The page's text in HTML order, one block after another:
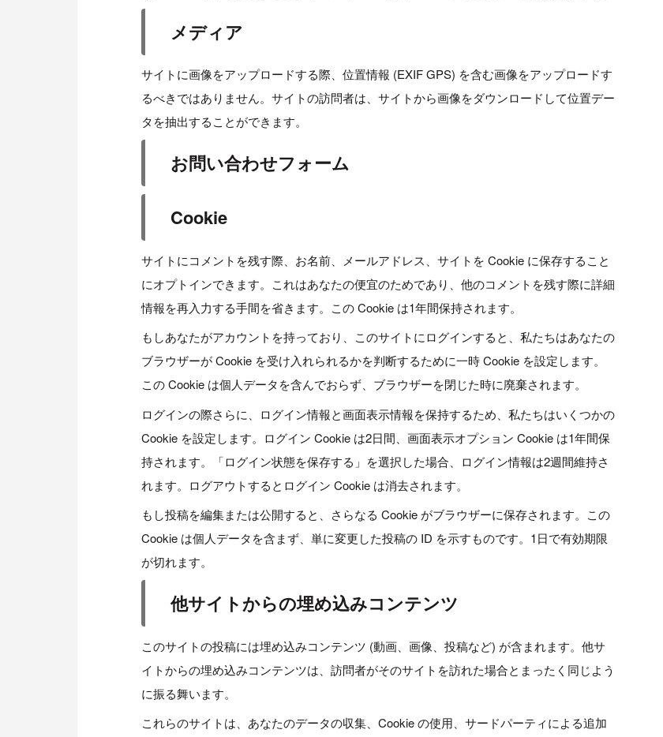
メディア
サイトに画像をアップロードする際、位置情報 (EXIF GPS) を含む画像をアップロードす
るべきではありません。サイトの訪問者は、サイトから画像をダウンロードして位置デー
タを抽出することができます。
お問い合わせフォーム
Cookie
サイトにコメントを残す際、お名前、メールアドレス、サイトを Cookie に保存すること
にオプトインできます。これはあなたの便宜のためであり、他のコメントを残す際に詳細
情報を再入力する手間を省きます。この Cookie は1年間保持されます。
もしあなたがアカウントを持っており、このサイトにログインすると、私たちはあなたの
ブラウザーが Cookie を受け入れられるかを判断するために一時 Cookie を設定します。
この Cookie は個人データを含んでおらず、ブラウザーを閉じた時に廃棄されます。
ログインの際さらに、ログイン情報と画面表示情報を保持するため、私たちはいくつかの
Cookie を設定します。ログイン Cookie は2日間、画面表示オプション Cookie は1年間保
持されます。「ログイン状態を保存する」を選択した場合、ログイン情報は2週間維持さ
れます。ログアウトするとログイン Cookie は消去されます。
もし投稿を編集または公開すると、さらなる Cookie がブラウザーに保存されます。この
Cookie は個人データを含まず、単に変更した投稿の ID を示すものです。1日で有効期限
が切れます。
他サイトからの埋め込みコンテンツ
このサイトの投稿には埋め込みコンテンツ (動画、画像、投稿など) が含まれます。他サ
イトからの埋め込みコンテンツは、訪問者がそのサイトを訪れた場合とまったく同じよう
に振る舞います。
これらのサイトは、あなたのデータの収集、Cookie の使用、サードパーティによる追加